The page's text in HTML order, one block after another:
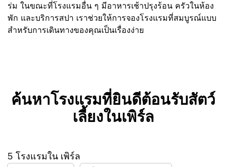
ร่ม ในขณะที่โรงแรมอื่น ๆ มีอาหารเช้าปรุงร้อน ครัวในห้อง
พัก และบริการสปา เราช่วยให้การจองโรงแรมที่สมบูรณ์แบบ
สำหรับการเดินทางของคุณเป็นเรื่องง่าย
ค้นหาโรงแรมที่ยินดีต้อนรับสัตว์
เลี้ยงในเพิร์ล
5 โรงแรมใน เพิร์ล